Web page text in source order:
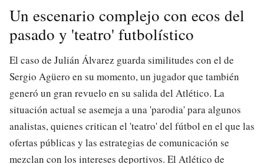
Un escenario complejo con ecos del
pasado y 'teatro' futbolístico
El caso de Julián Álvarez guarda similitudes con el de
Sergio Agüero en su momento, un jugador que también
generó un gran revuelo en su salida del Atlético. La
situación actual se asemeja a una 'parodia' para algunos
analistas, quienes critican el 'teatro' del fútbol en el que las
ofertas públicas y las estrategias de comunicación se
mezclan con los intereses deportivos. El Atlético de